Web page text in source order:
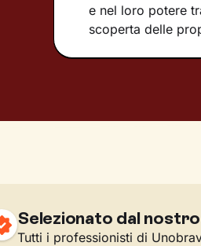
e nel loro potere
scoperta delle
Selezionato dal
Tutti i professionisti di